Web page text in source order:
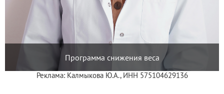
Программа снижения веса
Реклама: Калмыкова Ю.А., ИНН 575104629136